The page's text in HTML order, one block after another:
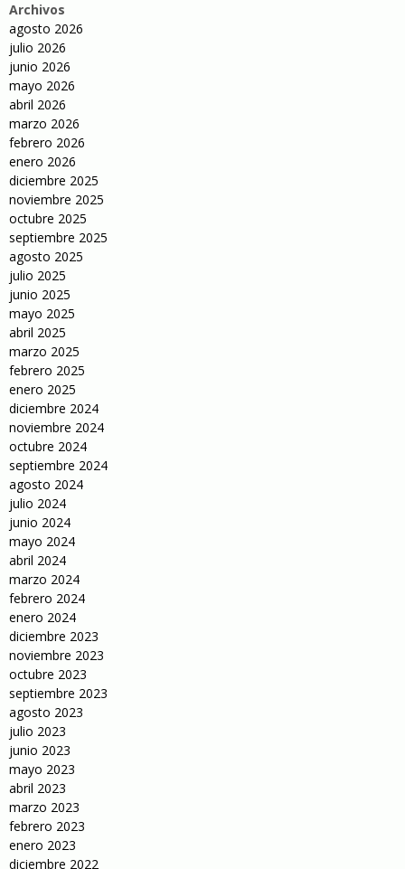
Archivos
agosto 2026
julio 2026
junio 2026
mayo 2026
abril 2026
marzo 2026
febrero 2026
enero 2026
diciembre 2025
noviembre 2025
octubre 2025
septiembre 2025
agosto 2025
julio 2025
junio 2025
mayo 2025
abril 2025
marzo 2025
febrero 2025
enero 2025
diciembre 2024
noviembre 2024
octubre 2024
septiembre 2024
agosto 2024
julio 2024
junio 2024
mayo 2024
abril 2024
marzo 2024
febrero 2024
enero 2024
diciembre 2023
noviembre 2023
octubre 2023
septiembre 2023
agosto 2023
julio 2023
junio 2023
mayo 2023
abril 2023
marzo 2023
febrero 2023
enero 2023
diciembre 2022